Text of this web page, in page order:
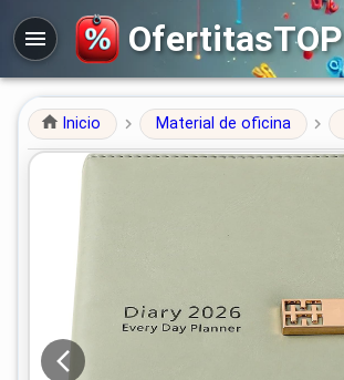
OfertitasTOP
Inicio Material de oficina